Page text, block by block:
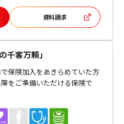
資料請求
千客万頼」
保険加入をあきらめていた方
をご準備いただける保険で